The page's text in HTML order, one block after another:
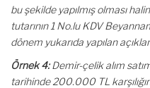
bu şekilde yapılmış olması
tutarının 1 No.lu KDV
dönem yukarıda yapılan
Örnek 4:Demir-çelik alım
tarihinde 200.000 TL